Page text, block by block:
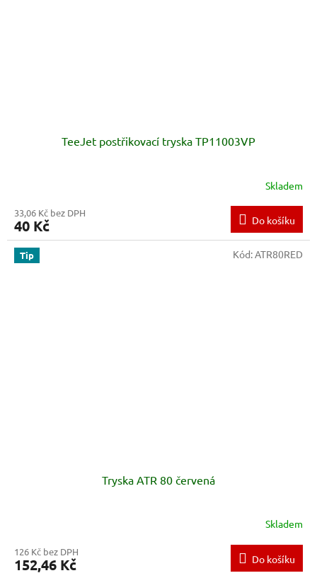
TeeJet postřikovací tryska TP11003VP
Skladem
33,06 Kč bez DPH
40 Kč Do košíku
Tip
Tryska ATR 80 červená
Skladem
126 Kč bez DPH
152,46 Kč Do košíku
Kód:ATR80RED